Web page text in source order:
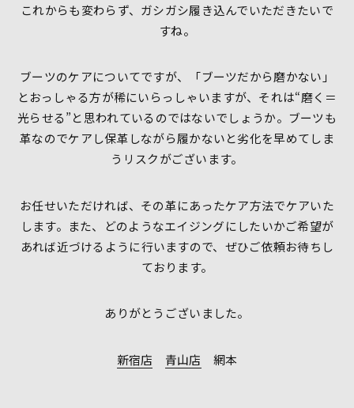
これからも変わらず、ガシガシ履き込んでいただきたいで
すね。
ブーツのケアについてですが、「ブーツだから磨かない」
とおっしゃる方が稀にいらっしゃいますが、それは“磨く＝
光らせる”と思われているのではないでしょうか。ブーツも
革なのでケアし保革しながら履かないと劣化を早めてしま
うリスクがございます。
お任せいただければ、その革にあったケア方法でケアいた
します。また、どのようなエイジングにしたいかご希望が
あれば近づけるように行いますので、ぜひご依頼お待ちし
ております。
ありがとうございました。
新宿店 青山店 網本